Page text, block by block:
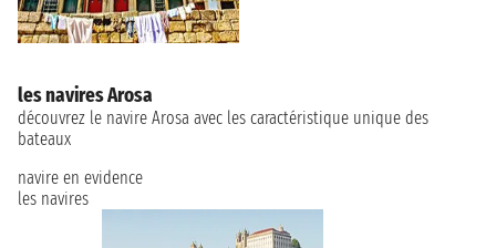
les navires Arosa
découvrez le navire Arosa avec les caractéristique unique des
bateaux
navire en evidence
les navires